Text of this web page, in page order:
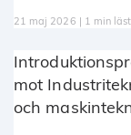
21 maj 2026 | 1 min
mot
och